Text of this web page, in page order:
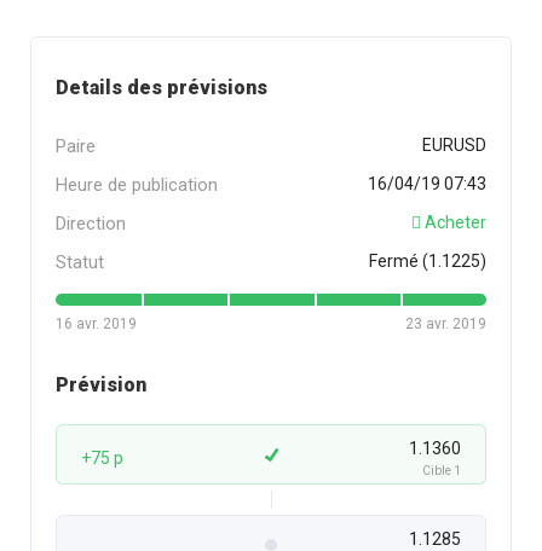
Details des prévisions
Paire EURUSD
Heure de publication 16/04/19 07:43
Direction Acheter
Statut Fermé (1.1225)
16 avr. 2019 23 avr. 2019
Prévision
+75 p 1.1360
Cible 1
1.1285